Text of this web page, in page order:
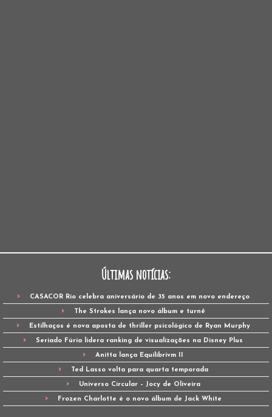
Últimas notícias:
CASACOR Rio celebra aniversário de 35 anos em novo endereço
The Strokes lança novo álbum e turnê
Estilhaços é nova aposta de thriller psicológico de Ryan Murphy
Seriado Fúria lidera ranking de visualizações na Disney Plus
Anitta lança Equilibrivm II
Ted Lasso volta para quarta temporada
Universo Circular – Jocy de Oliveira
Frozen Charlotte é o novo álbum de Jack White